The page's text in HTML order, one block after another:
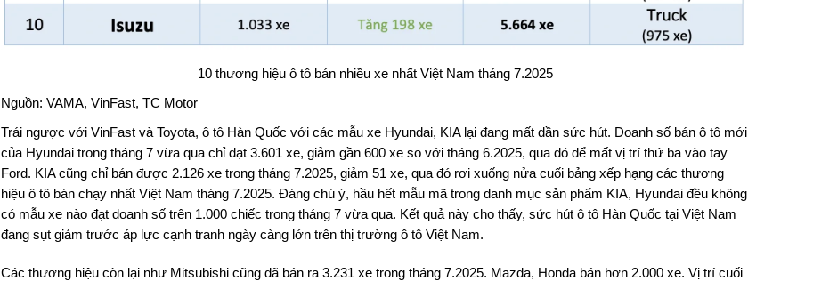
10 thương hiệu ô tô bán nhiều xe nhất Việt Nam tháng 7.2025
Nguồn: VAMA, VinFast, TC Motor
Trái ngược với VinFast và Toyota, ô tô Hàn Quốc với các mẫu xe Hyundai, KIA lại đang mất dần sức hút. Doanh số bán ô tô mới
của Hyundai trong tháng 7 vừa qua chỉ đạt 3.601 xe, giảm gần 600 xe so với tháng 6.2025, qua đó để mất vị trí thứ ba vào tay
Ford. KIA cũng chỉ bán được 2.126 xe trong tháng 7.2025, giảm 51 xe, qua đó rơi xuống nửa cuối bảng xếp hạng các thương
hiệu ô tô bán chạy nhất Việt Nam tháng 7.2025. Đáng chú ý, hầu hết mẫu mã trong danh mục sản phẩm KIA, Hyundai đều không
có mẫu xe nào đạt doanh số trên 1.000 chiếc trong tháng 7 vừa qua. Kết quả này cho thấy, sức hút ô tô Hàn Quốc tại Việt Nam
đang sụt giảm trước áp lực cạnh tranh ngày càng lớn trên thị trường ô tô Việt Nam.
Các thương hiệu còn lại như Mitsubishi cũng đã bán ra 3.231 xe trong tháng 7.2025. Mazda, Honda bán hơn 2.000 xe. Vị trí cuối